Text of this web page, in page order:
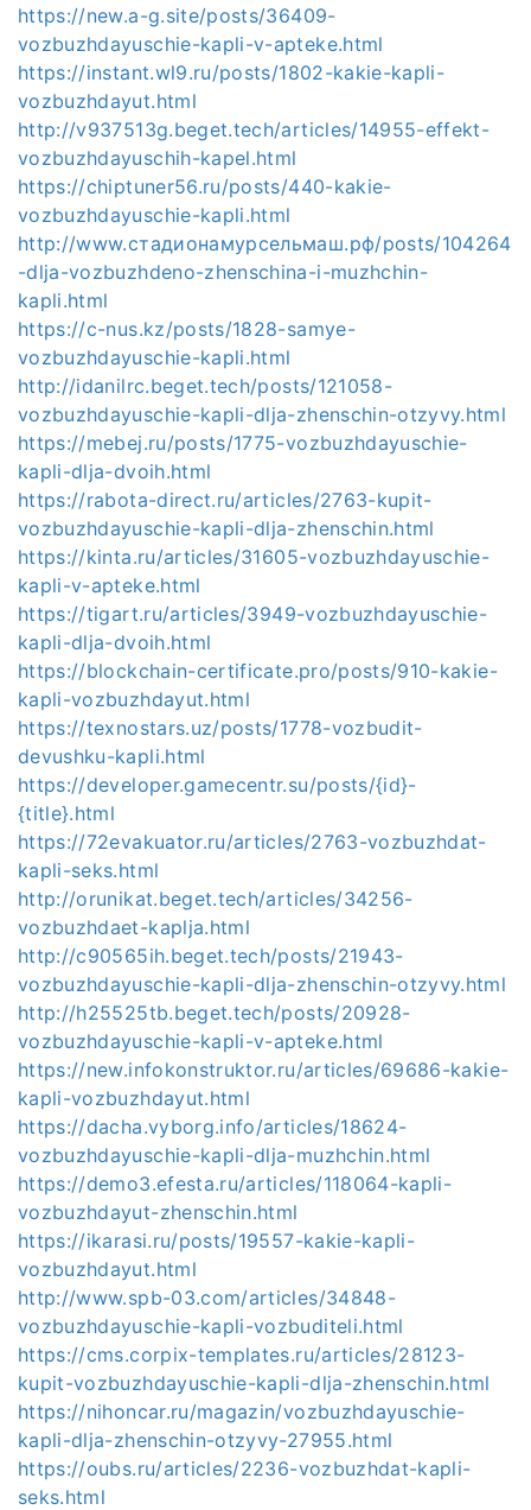
https://new.a-g.site/posts/36409-
vozbuzhdayuschie-kapli-v-apteke.html
https://instant.wl9.ru/posts/1802-kakie-kapli-
vozbuzhdayut.html
http://v937513g.beget.tech/articles/14955-effekt-
vozbuzhdayuschih-kapel.html
https://chiptuner56.ru/posts/440-kakie-
vozbuzhdayuschie-kapli.html
http://www.стадионамурсельмаш.рф/posts/104264
-dlja-vozbuzhdeno-zhenschina-i-muzhchin-
kapli.html
https://c-nus.kz/posts/1828-samye-
vozbuzhdayuschie-kapli.html
http://idanilrc.beget.tech/posts/121058-
vozbuzhdayuschie-kapli-dlja-zhenschin-otzyvy.html
https://mebej.ru/posts/1775-vozbuzhdayuschie-
kapli-dlja-dvoih.html
https://rabota-direct.ru/articles/2763-kupit-
vozbuzhdayuschie-kapli-dlja-zhenschin.html
https://kinta.ru/articles/31605-vozbuzhdayuschie-
kapli-v-apteke.html
https://tigart.ru/articles/3949-vozbuzhdayuschie-
kapli-dlja-dvoih.html
https://blockchain-certificate.pro/posts/910-kakie-
kapli-vozbuzhdayut.html
https://texnostars.uz/posts/1778-vozbudit-
devushku-kapli.html
https://developer.gamecentr.su/posts/{id}-
{title}.html
https://72evakuator.ru/articles/2763-vozbuzhdat-
kapli-seks.html
http://orunikat.beget.tech/articles/34256-
vozbuzhdaet-kaplja.html
http://c90565ih.beget.tech/posts/21943-
vozbuzhdayuschie-kapli-dlja-zhenschin-otzyvy.html
http://h25525tb.beget.tech/posts/20928-
vozbuzhdayuschie-kapli-v-apteke.html
https://new.infokonstruktor.ru/articles/69686-kakie-
kapli-vozbuzhdayut.html
https://dacha.vyborg.info/articles/18624-
vozbuzhdayuschie-kapli-dlja-muzhchin.html
https://demo3.efesta.ru/articles/118064-kapli-
vozbuzhdayut-zhenschin.html
https://ikarasi.ru/posts/19557-kakie-kapli-
vozbuzhdayut.html
http://www.spb-03.com/articles/34848-
vozbuzhdayuschie-kapli-vozbuditeli.html
https://cms.corpix-templates.ru/articles/28123-
kupit-vozbuzhdayuschie-kapli-dlja-zhenschin.html
https://nihoncar.ru/magazin/vozbuzhdayuschie-
kapli-dlja-zhenschin-otzyvy-27955.html
https://oubs.ru/articles/2236-vozbuzhdat-kapli-
seks.html